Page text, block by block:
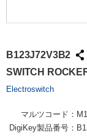
B123J72V3B2
SWITCH
Electroswitch
マルツコード：
DigiKey製品番号：